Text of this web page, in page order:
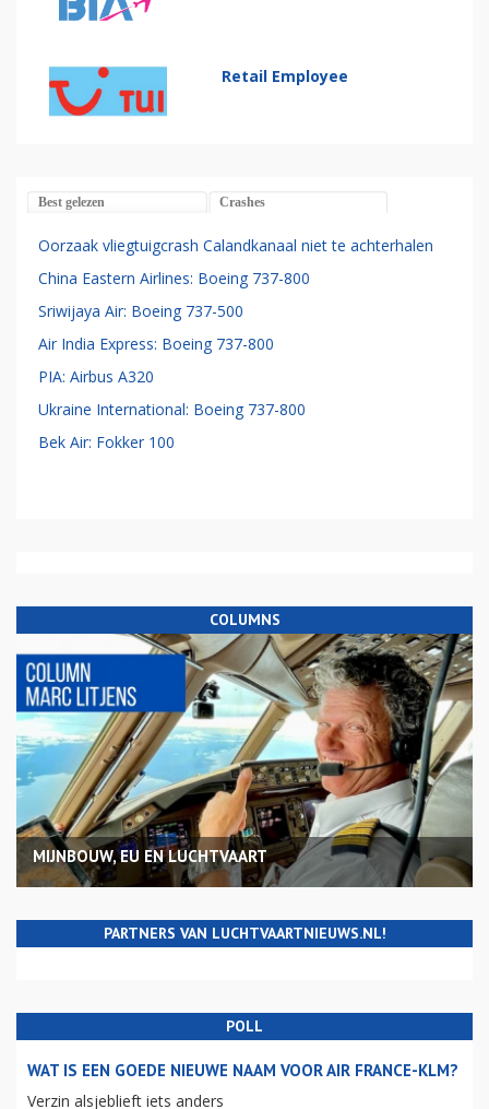
Retail Employee
Best gelezen Crashes
Oorzaak vliegtuigcrash Calandkanaal niet te achterhalen
China Eastern Airlines: Boeing 737-800
Sriwijaya Air: Boeing 737-500
Air India Express: Boeing 737-800
PIA: Airbus A320
Ukraine International: Boeing 737-800
Bek Air: Fokker 100
COLUMNS
MIJNBOUW, EU EN LUCHTVAART
PARTNERS VAN LUCHTVAARTNIEUWS.NL!
POLL
WAT IS EEN GOEDE NIEUWE NAAM VOOR AIR FRANCE-KLM?
Verzin alsjeblieft iets anders